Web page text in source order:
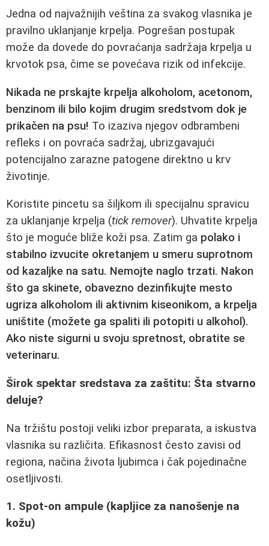
Jedna od najvažnijih veština za svakog vlasnika je
pravilno uklanjanje krpelja. Pogrešan postupak
može da dovede do povraćanja sadržaja krpelja u
krvotok psa, čime se povećava rizik od infekcije.
Nikada ne prskajte krpelja alkoholom, acetonom,
benzinom ili bilo kojim drugim sredstvom dok je
prikačen na psu! To izaziva njegov odbrambeni
refleks i on povraća sadržaj, ubrizgavajući
potencijalno zarazne patogene direktno u krv
životinje.
Koristite pincetu sa šiljkom ili specijalnu spravicu
za uklanjanje krpelja (tick remover). Uhvatite krpelja
što je moguće bliže koži psa. Zatim ga polako i
stabilno izvucite okretanjem u smeru suprotnom
od kazaljke na satu. Nemojte naglo trzati. Nakon
što ga skinete, obavezno dezinfikujte mesto
ugriza alkoholom ili aktivnim kiseonikom, a krpelja
uništite (možete ga spaliti ili potopiti u alkohol).
Ako niste sigurni u svoju spretnost, obratite se
veterinaru.
Širok spektar sredstava za zaštitu: Šta stvarno
deluje?
Na tržištu postoji veliki izbor preparata, a iskustva
vlasnika su različita. Efikasnost često zavisi od
regiona, načina života ljubimca i čak pojedinačne
osetljivosti.
1. Spot-on ampule (kapljice za nanošenje na
kožu)